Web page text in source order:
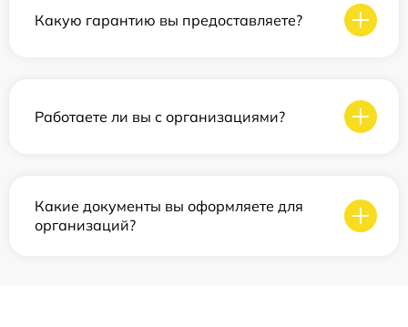
Какую гарантию вы предоставляете?
Работаете ли вы с организациями?
Какие документы вы оформляете для
организаций?